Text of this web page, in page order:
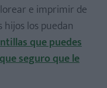
e imprimir de
los puedan
que puedes
seguro que le